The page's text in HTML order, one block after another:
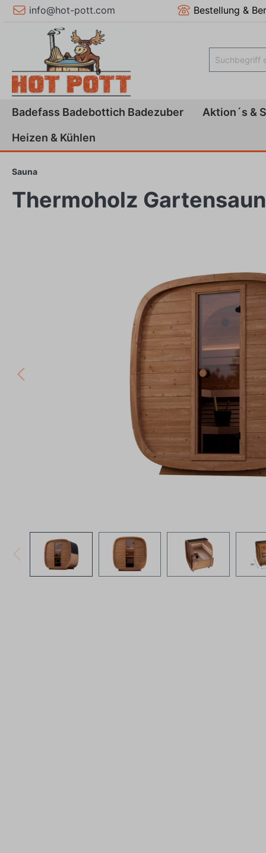
info@hot-pott.com Bestellung &
Badefass Badebottich Badezuber Aktion´s &
Heizen & Kühlen
Sauna
Thermoholz